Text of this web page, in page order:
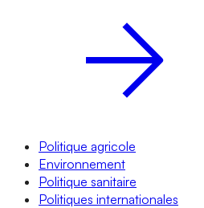
Politique agricole
Environnement
Politique sanitaire
Politiques internationales